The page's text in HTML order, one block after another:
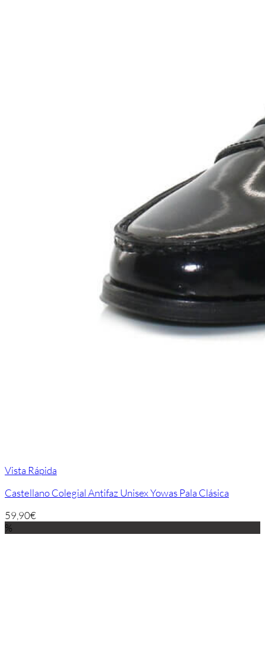
Vista Rápida
Castellano Colegial Antifaz Unisex Yowas Pala Clásica
59,90€
%